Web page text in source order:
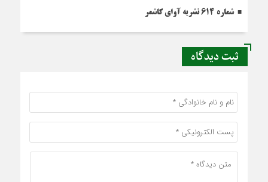
شماره 614 نشریه آوای کاشمر
ثبت دیدگاه